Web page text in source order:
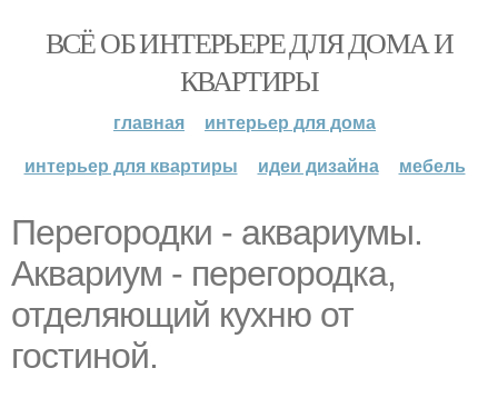
ВСЁ ОБ ИНТЕРЬЕРЕ ДЛЯ ДОМА И
КВАРТИРЫ
главная
интерьер для дома
интерьер для квартиры
идеи дизайна мебель
Перегородки - аквариумы.
Аквариум - перегородка,
отделяющий кухню от
гостиной.